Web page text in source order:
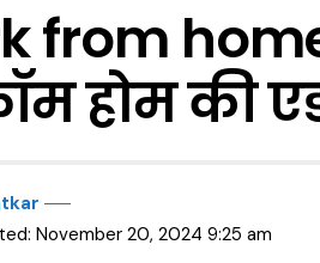
from
होम की
November 20, 2024 9:25 am